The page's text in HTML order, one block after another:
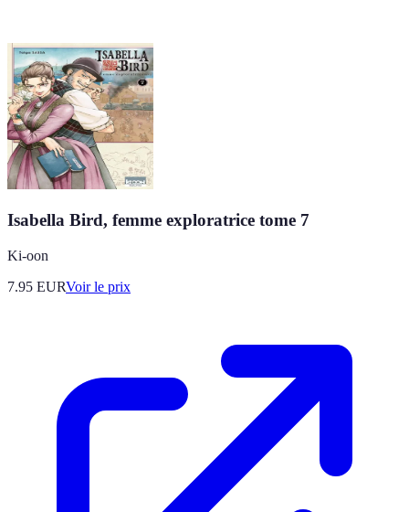
Isabella Bird, femme exploratrice tome 7
Ki-oon
7.95 EURVoir le prix